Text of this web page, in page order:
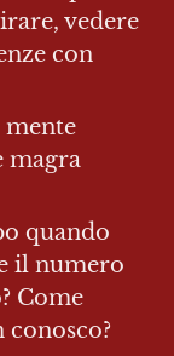
vedere
con
mente
magra
quando
il numero
Come